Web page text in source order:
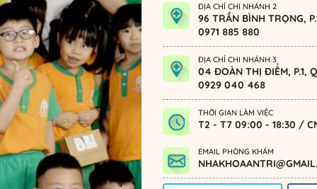
ĐỊA CHỈ CHI NHÁNH 2
96 TRẦN BÌNH TRỌNG,
0971 885 880
ĐỊA CHỈ CHI NHÁNH 3
04 ĐOÀN THỊ ĐIỂM, P.1,
0929 040 468
THỜI GIAN LÀM VIỆC
T2 - T7 09:00 - 18:30 /
EMAIL PHÒNG KHÁM